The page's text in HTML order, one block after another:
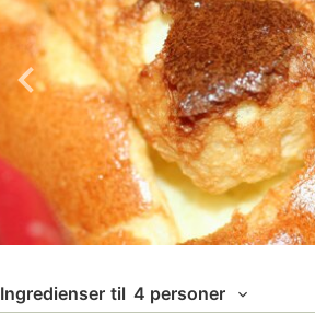
Ingredienser til 4 personer